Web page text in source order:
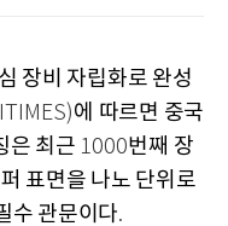
장비 자립화로 완성
에 따르면 중국
은 최근 1000번째 장
표면을 나노 단위로
수 관문이다.